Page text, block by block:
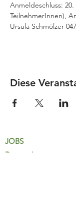
Anmeldeschluss:
TeilnehmerInnen),
Ursula Schmölzer
Diese
JOBS
Datenschutz